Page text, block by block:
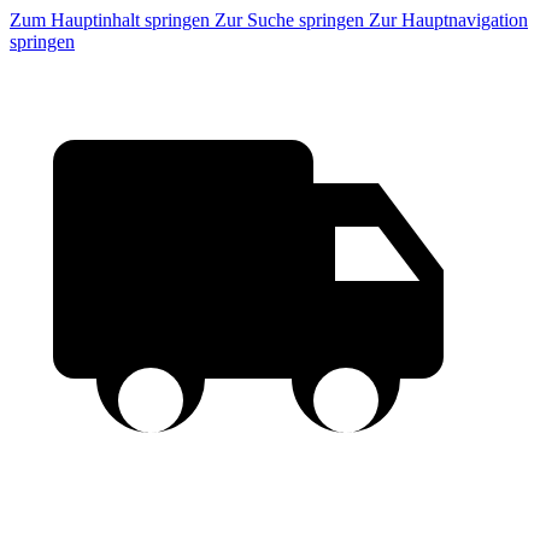
Zum Hauptinhalt springen Zur Suche springen Zur Hauptnavigation
springen